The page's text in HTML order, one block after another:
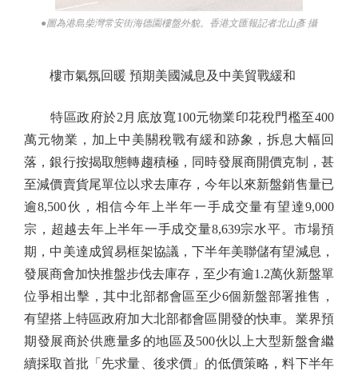
●圖為港島柴灣常安街海德園樓盤外貌。香港文匯報記者北山彥 攝
樓市氣氛回暖 預期美國減息及中美貿戰緩和
特區政府於2月底放寬100元物業印花稅門檻至400
萬元物業，加上中美關稅戰有緩和跡象，拆息大幅回
落，銀行按揭取態轉趨積極，同時發展商開價克制，甚
至減價賣貨尾單位以求去庫存，今年以來新盤銷售量已
逾8,500伙，相信今年上半年一手成交量有望達9,000
宗，超越去年上半年一手成交量8,639宗水平。市場預
期，中美達成貿易框架協議，下半年美聯儲有望減息，
發展商會加快推盤步伐去庫存，至少有逾1.2萬伙新盤單
位爭相出擊，其中北部都會區至少6個新盤部署推售，
有望搭上特區政府加大北部都會區開發的快車。業界預
期發展商於供應量多的地區及500伙以上大型新盤會繼
續採取首批「先求量、後求價」的低價策略，料下半年